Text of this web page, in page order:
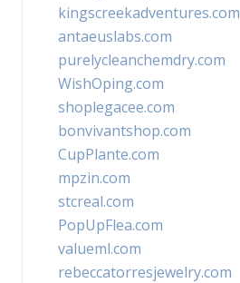
kingscreekadventures.com
antaeuslabs.com
purelycleanchemdry.com
WishOping.com
shoplegacee.com
bonvivantshop.com
CupPlante.com
mpzin.com
stcreal.com
PopUpFlea.com
valueml.com
rebeccatorresjewelry.com